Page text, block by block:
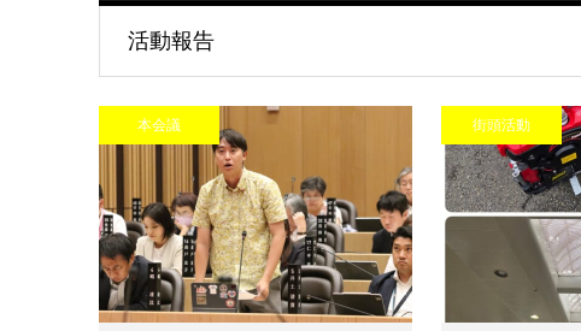
活動報告
本会議 街頭活動